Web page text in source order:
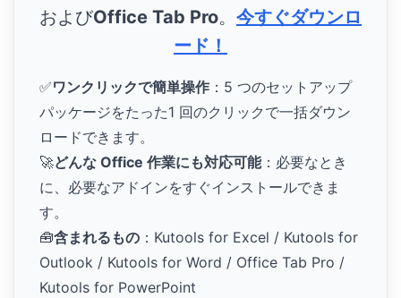
およびOffice Tab Pro。 今すぐダウンロ
ード！
✅ワンクリックで簡単操作 ：5 つのセットアップ
パッケージをたった1 回のクリックで一括ダウン
ロードできます。
🚀どんな Office 作業にも対応可能：必要なとき
に、必要なアドインをすぐインストールできま
す。
🧰含まれるもの ：Kutools for Excel / Kutools for
Outlook / Kutools for Word / Office Tab Pro /
Kutools for PowerPoint